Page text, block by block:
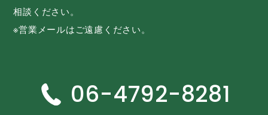
相談ください。
※営業メールはご遠慮ください。
06-4792-8281